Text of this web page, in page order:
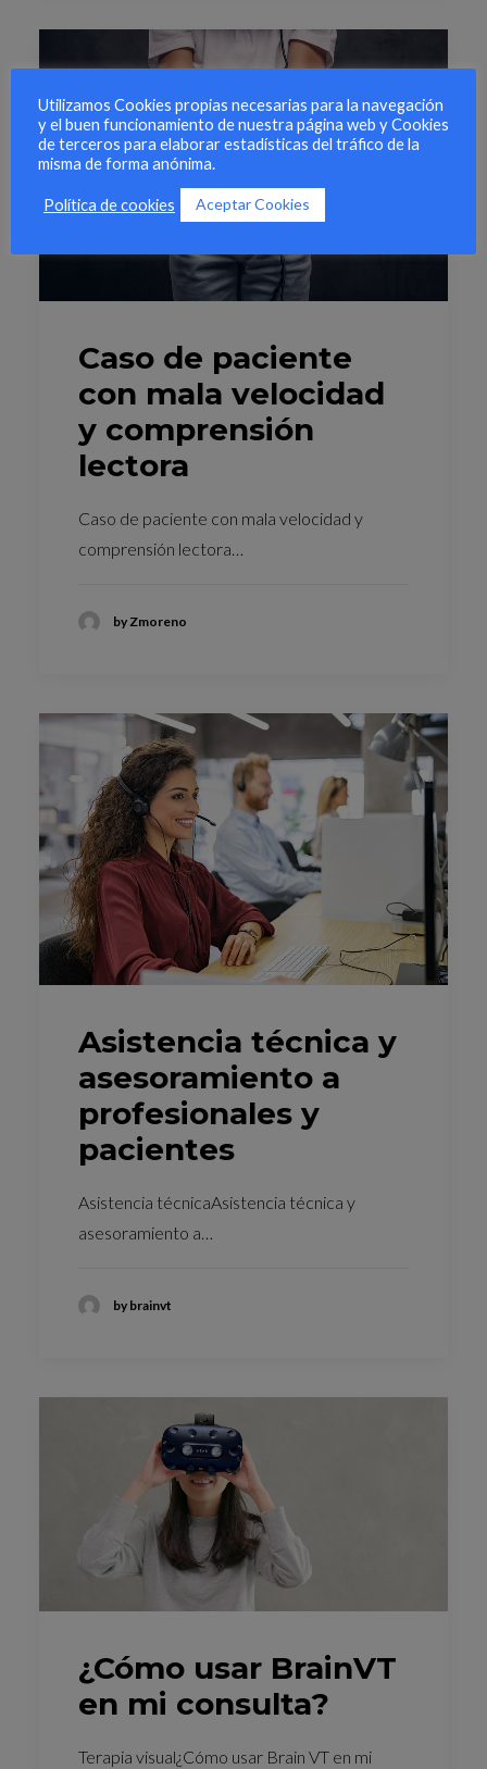
Caso de paciente
con mala velocidad
y comprensión
lectora
Caso de paciente con mala velocidad y
comprensión lectora…
by Zmoreno
Asistencia técnica y
asesoramiento a
profesionales y
pacientes
Asistencia técnicaAsistencia técnica y
asesoramiento a…
by brainvt
¿Cómo usar BrainVT
en mi consulta?
Terapia visual¿Cómo usar Brain VT en mi
Utilizamos Cookies propias necesarias para la navegación
y el buen funcionamiento de nuestra página web y Cookies
de terceros para elaborar estadísticas del tráfico de la
misma de forma anónima.
Política de cookies Aceptar Cookies